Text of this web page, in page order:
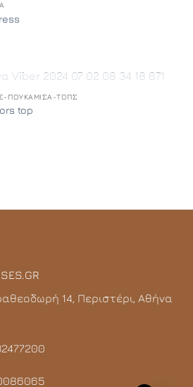
ΕΞΑΝΤΛΗΜΈΝΟ
ΠΟΥΚΆΜΙΣΑ-ΤΟΠΣ
top
14, Περιστέρι, Αθήνα